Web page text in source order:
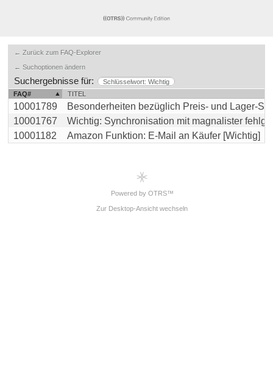
← Zurück zum FAQ-Explorer
← Suchoptionen ändern
Suchergebnisse für:
Schlüsselwort: Wichtig
FAQ#
TITEL
10001789
Besonderheiten bezüglich Preis- und Lager-
10001767
Wichtig: Synchronisation mit magnalister
10001182
Amazon Funktion: E-Mail an Käufer [Wichtig]
Powered by OTRS™
Zur Desktop-Ansicht wechseln